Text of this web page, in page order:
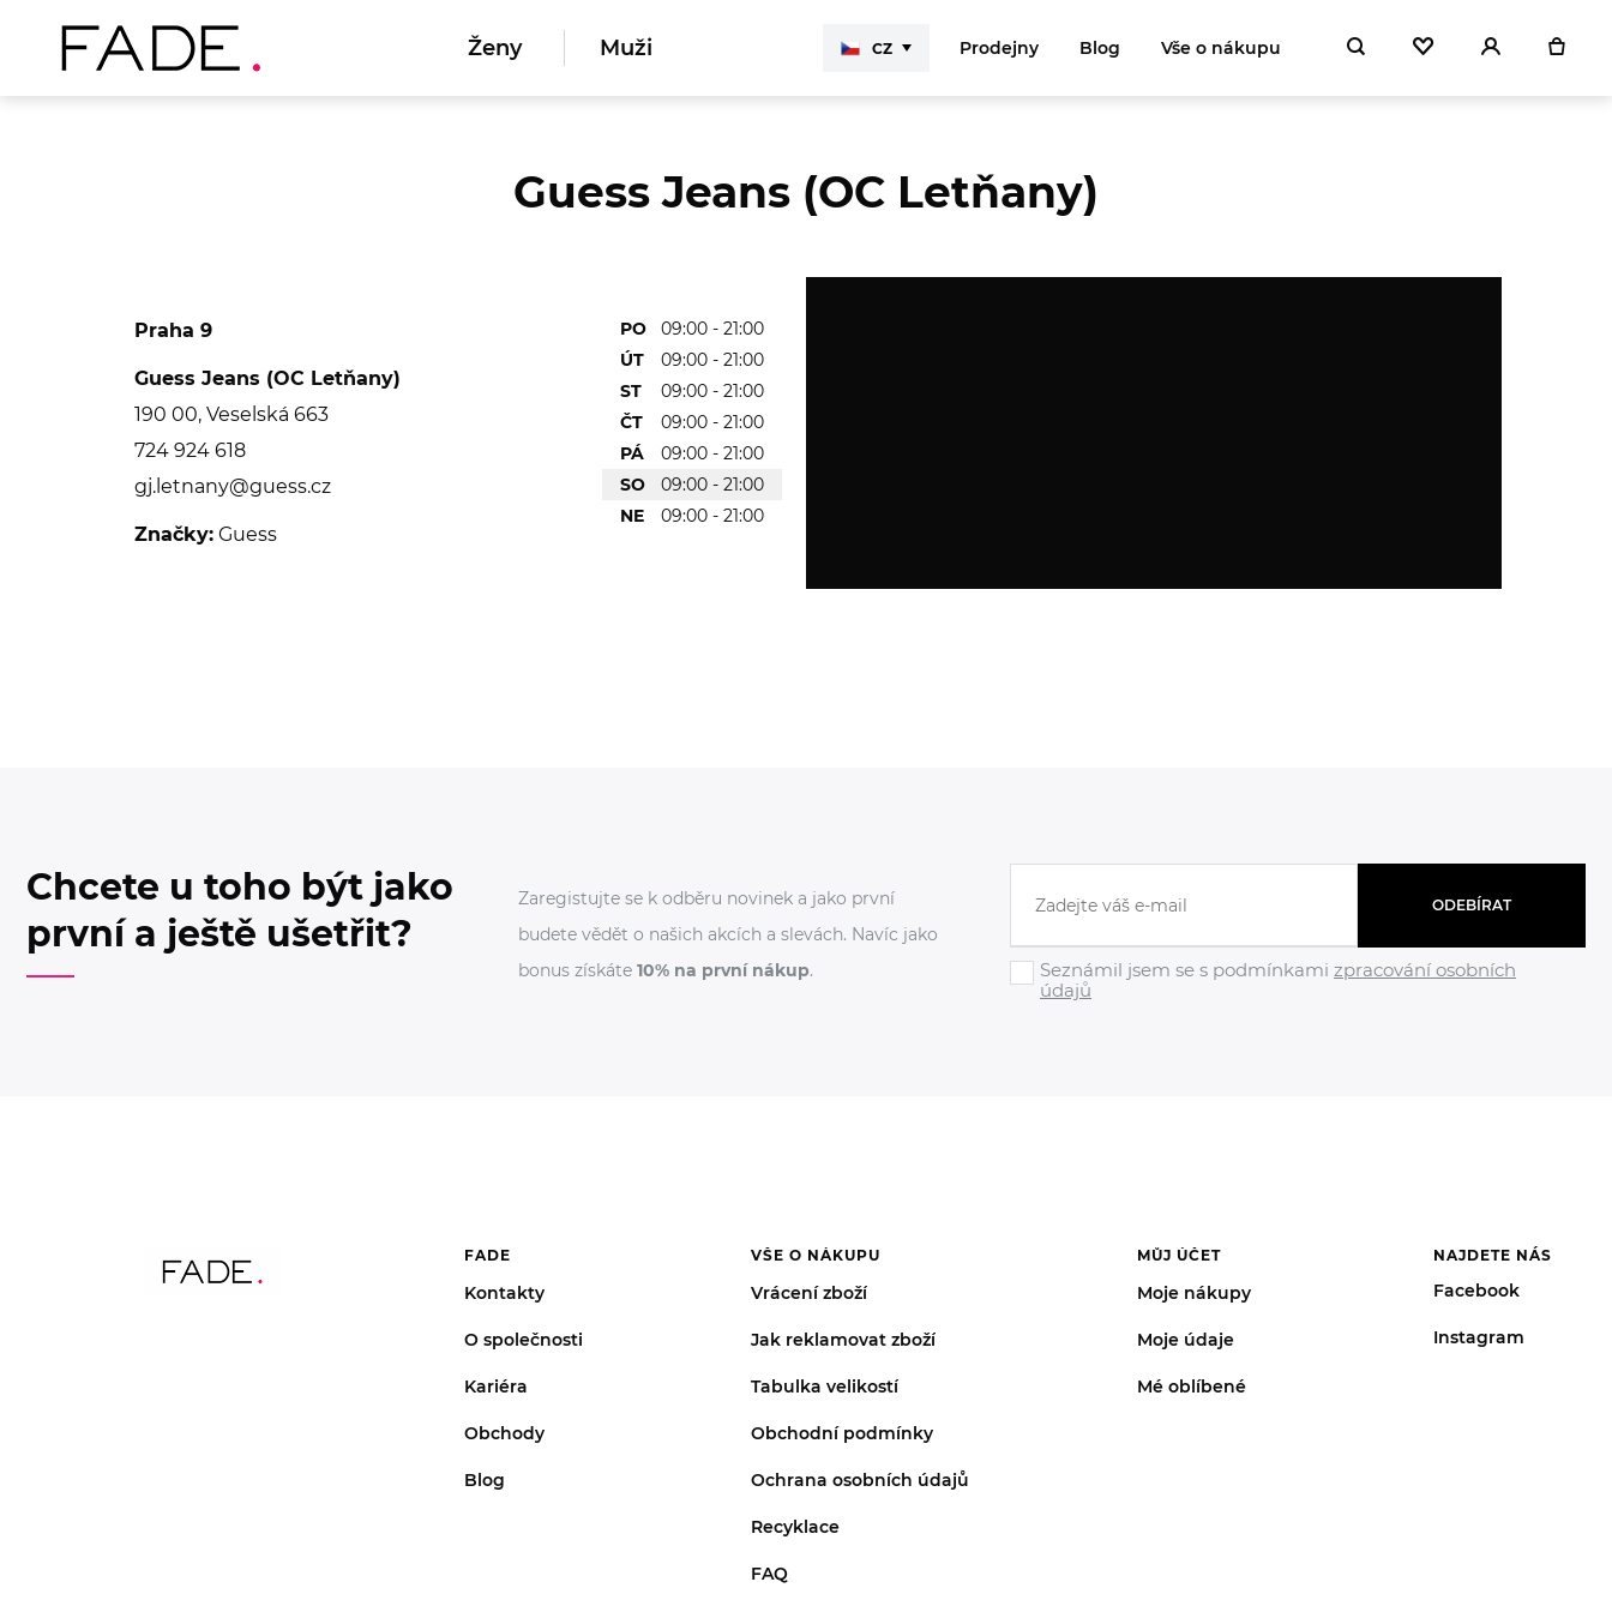
Ženy Muži CZ Prodejny Blog Vše o nákupu
Guess Jeans (OC Letňany)
Praha 9
Guess Jeans (OC Letňany)
190 00, Veselská 663
724 924 618
gj.letnany@guess.cz
Značky: Guess
PO
09:00 - 21:00
ÚT
09:00 - 21:00
ST
09:00 - 21:00
ČT
09:00 - 21:00
PÁ
09:00 - 21:00
SO
09:00 - 21:00
NE
09:00 - 21:00
Chcete u toho být jako
první a ještě ušetřit?
Zaregistujte se k odběru novinek a jako první
budete vědět o našich akcích a slevách. Navíc jako
bonus získáte 10% na první nákup.
ODEBÍRAT
Seznámil jsem se s podmínkami zpracování osobních
údajů
FADE
Kontakty
O společnosti
Kariéra
Obchody
Blog
VŠE O NÁKUPU
Vrácení zboží
Jak reklamovat zboží
Tabulka velikostí
Obchodní podmínky
Ochrana osobních údajů
Recyklace
FAQ
MŮJ ÚČET
Moje nákupy
Moje údaje
Mé oblíbené
NAJDETE NÁS
Facebook
Instagram